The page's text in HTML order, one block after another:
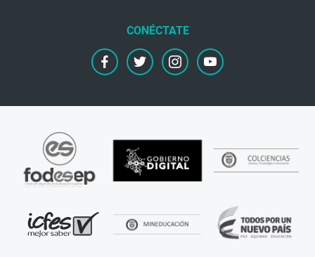
facebooktwitter instagramyoutube